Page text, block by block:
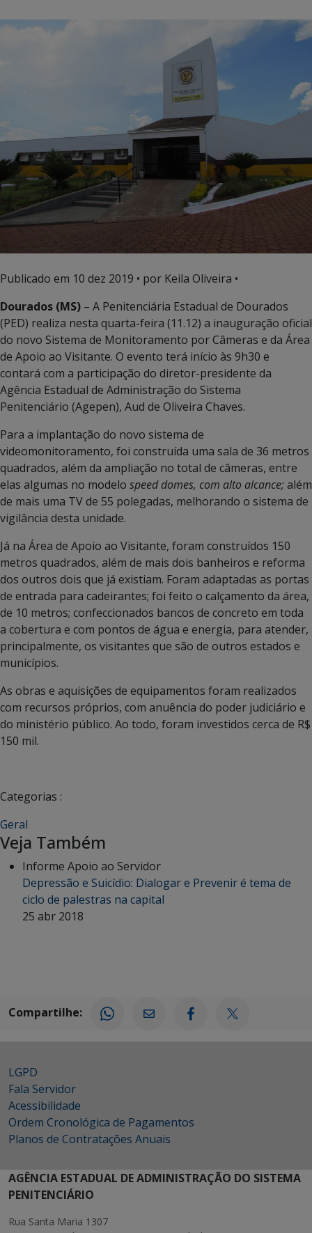
Publicado em 10 dez 2019 • por Keila Oliveira •
Dourados (MS) – A Penitenciária Estadual de Dourados
(PED) realiza nesta quarta-feira (11.12) a inauguração oficial
do novo Sistema de Monitoramento por Câmeras e da Área
de Apoio ao Visitante. O evento terá início às 9h30 e
contará com a participação do diretor-presidente da
Agência Estadual de Administração do Sistema
Penitenciário (Agepen), Aud de Oliveira Chaves.
Para a implantação do novo sistema de
videomonitoramento, foi construída uma sala de 36 metros
quadrados, além da ampliação no total de câmeras, entre
elas algumas no modelo speed domes, com alto alcance;além
de mais uma TV de 55 polegadas, melhorando o sistema de
vigilância desta unidade.
Já na Área de Apoio ao Visitante, foram construídos 150
metros quadrados, além de mais dois banheiros e reforma
dos outros dois que já existiam. Foram adaptadas as portas
de entrada para cadeirantes; foi feito o calçamento da área,
de 10 metros; confeccionados bancos de concreto em toda
a cobertura e com pontos de água e energia, para atender,
principalmente, os visitantes que são de outros estados e
municípios.
As obras e aquisições de equipamentos foram realizados
com recursos próprios, com anuência do poder judiciário e
do ministério público. Ao todo, foram investidos cerca de R$
150 mil.
Categorias :
Geral
Veja Também
Informe Apoio ao Servidor
Depressão e Suicídio: Dialogar e Prevenir é tema de
ciclo de palestras na capital
25 abr 2018
Compartilhe:
LGPD
Fala Servidor
Acessibilidade
Ordem Cronológica de Pagamentos
Planos de Contratações Anuais
AGÊNCIA ESTADUAL DE ADMINISTRAÇÃO DO SISTEMA
PENITENCIÁRIO
Rua Santa Maria 1307